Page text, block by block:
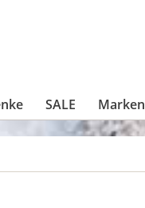
SALE Marken